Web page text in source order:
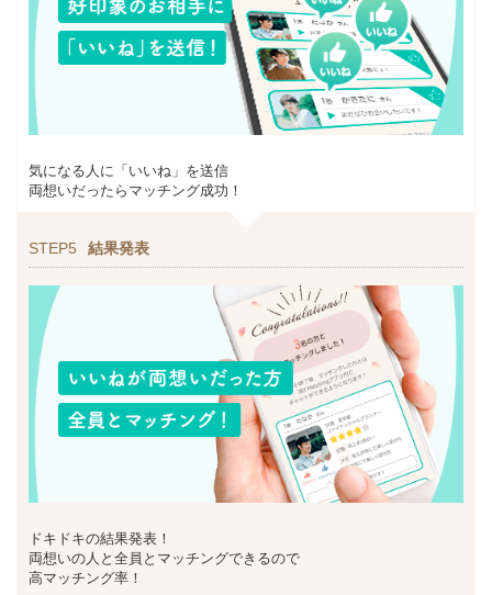
気になる人に「いいね」を送信
両想いだったらマッチング成功！
STEP5 結果発表
ドキドキの結果発表！
両想いの人と全員とマッチングできるので
高マッチング率！